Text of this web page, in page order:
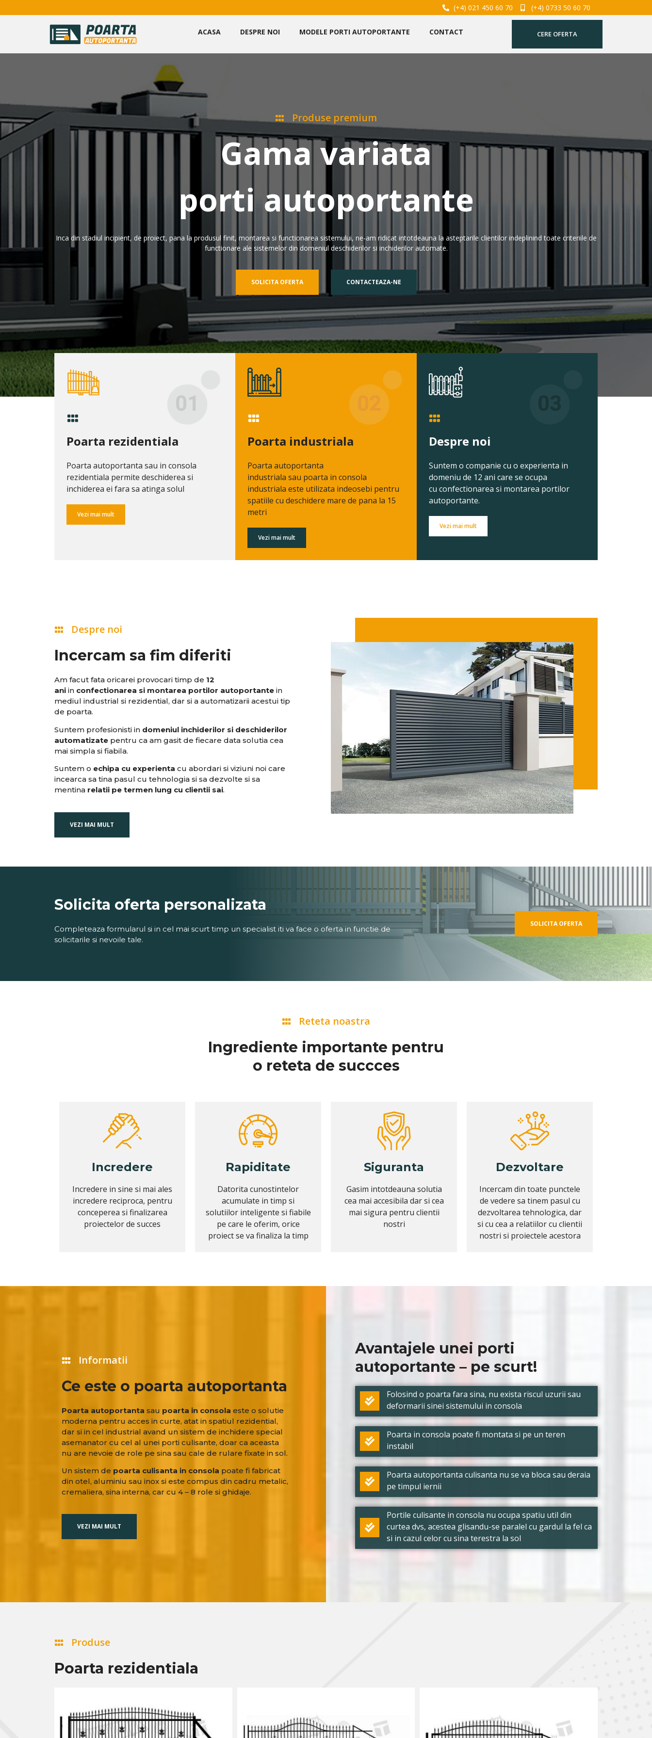
(+4) 021 450 60 70 (+4) 0733 50 60 70
ACASA DESPRE NOI MODELE PORTI AUTOPORTANTE CONTACT CERE OFERTA
Produse premium
Gama variata
porti autoportante
Inca din stadiul incipient, de proiect, pana la produsul finit, montarea si functionarea sistemului, ne-am ridicat intotdeauna la asteptarile clientilor indeplinind toate criteriile de
functionare ale sistemelor din domeniul deschiderilor si inchiderilor automate.
SOLICITA OFERTA CONTACTEAZA-NE
Poarta rezidentiala
Poarta autoportanta sau in consola
rezidentiala permite deschiderea si
inchiderea ei fara sa atinga solul
Vezi mai mult
Poarta industriala
Poarta autoportanta
industriala sau poarta in consola
industriala este utilizata indeosebi pentru
spatiile cu deschidere mare de pana la 15
metri
Vezi mai mult
Despre noi
Suntem o companie cu o experienta in
domeniu de 12 ani care se ocupa
cu confectionarea si montarea portilor
autoportante.
Vezi mai mult
Despre noi
Incercam sa fim diferiti
Am facut fata oricarei provocari timp de 12
ani in confectionarea si montarea portilor autoportante in
mediul industrial si rezidential, dar si a automatizarii acestui tip
de poarta.
Suntem profesionisti in domeniul inchiderilor si deschiderilor
automatizate pentru ca am gasit de fiecare data solutia cea
mai simpla si fiabila.
Suntem o echipa cu experienta cu abordari si viziuni noi care
incearca sa tina pasul cu tehnologia si sa dezvolte si sa
mentina relatii pe termen lung cu clientii sai.
VEZI MAI MULT
Solicita oferta personalizata
Completeaza formularul si in cel mai scurt timp un specialist iti va face o oferta in functie de
solicitarile si nevoile tale.
SOLICITA OFERTA
Reteta noastra
Ingrediente importante pentru
o reteta de succces
Incredere
Incredere in sine si mai ales
incredere reciproca, pentru
conceperea si finalizarea
proiectelor de succes
Rapiditate
Datorita cunostintelor
acumulate in timp si
solutiilor inteligente si fiabile
pe care le oferim, orice
proiect se va finaliza la timp
Siguranta
Gasim intotdeauna solutia
cea mai accesibila dar si cea
mai sigura pentru clientii
nostri
Dezvoltare
Incercam din toate punctele
de vedere sa tinem pasul cu
dezvoltarea tehnologica, dar
si cu cea a relatiilor cu clientii
nostri si proiectele acestora
Informatii
Ce este o poarta autoportanta
Poarta autoportanta sau poarta in consola este o solutie
moderna pentru acces in curte, atat in spatiul rezidential,
dar si in cel industrial avand un sistem de inchidere special
asemanator cu cel al unei porti culisante, doar ca aceasta
nu are nevoie de role pe sina sau cale de rulare fixate in sol.
Un sistem de poarta culisanta in consola poate fi fabricat
din otel, aluminiu sau inox si este compus din cadru metalic,
cremaliera, sina interna, car cu 4 – 8 role si ghidaje.
VEZI MAI MULT
Avantajele unei porti
autoportante – pe scurt!
Folosind o poarta fara sina, nu exista riscul uzurii sau
deformarii sinei sistemului in consola
Poarta in consola poate fi montata si pe un teren
instabil
Poarta autoportanta culisanta nu se va bloca sau deraia
pe timpul iernii
Portile culisante in consola nu ocupa spatiu util din
curtea dvs, acestea glisandu-se paralel cu gardul la fel ca
si in cazul celor cu sina terestra la sol
Produse
Poarta rezidentiala